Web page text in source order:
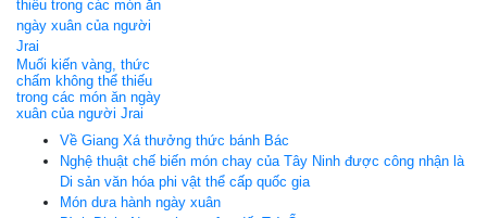
Muối kiến vàng, thức
chấm không thể thiếu
trong các món ăn ngày
xuân của người Jrai
Về Giang Xá thưởng thức bánh Bác
Nghệ thuật chế biến món chay của Tây Ninh được công nhận là
Di sản văn hóa phi vật thể cấp quốc gia
Món dưa hành ngày xuân